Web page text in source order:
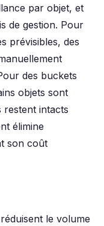
par objet, et
de gestion. Pour
prévisibles, des
des buckets
objets sont
intacts
élimine
son coût
le volume